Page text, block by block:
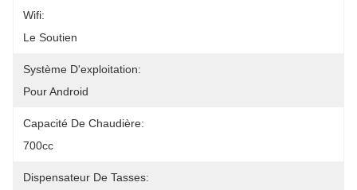
Wifi:
Le Soutien
Système D'exploitation:
Pour Android
Capacité De Chaudière:
700cc
Dispensateur De Tasses: